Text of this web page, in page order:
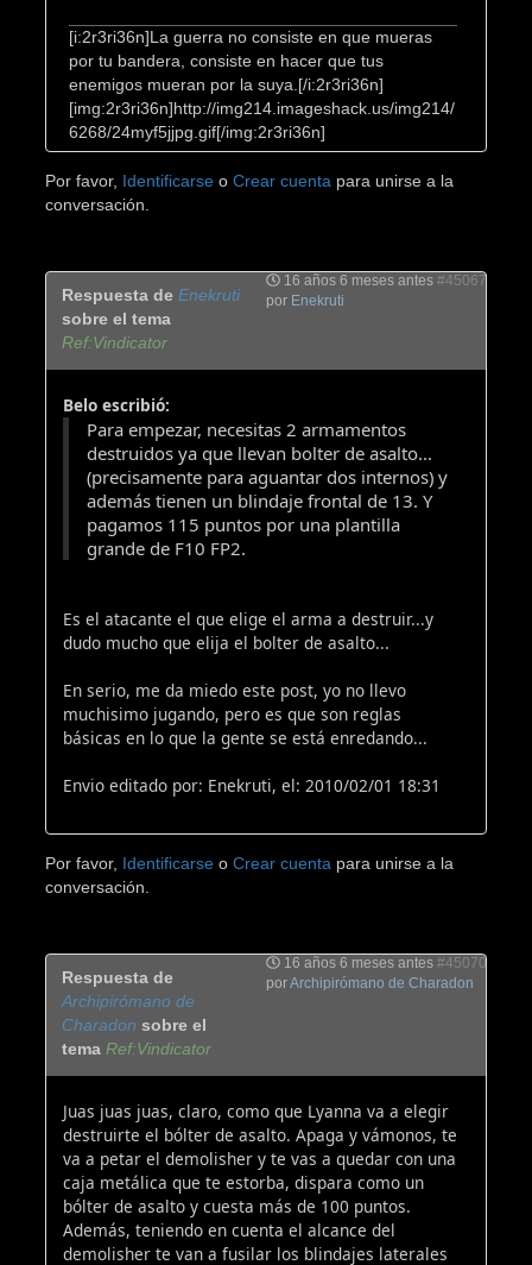
[i:2r3ri36n]La guerra no consiste en que mueras
por tu bandera, consiste en hacer que tus
enemigos mueran por la suya.[/i:2r3ri36n]
[img:2r3ri36n]http://img214.imageshack.us/img214/
6268/24myf5jjpg.gif[/img:2r3ri36n]
Por favor, Identificarse oCrear cuenta para unirse a la
conversación.
16 años 6 meses antes #45067
por Enekruti
Respuesta deEnekruti
sobre el tema
Ref:Vindicator
Belo escribió:
Para empezar, necesitas 2 armamentos
destruidos ya que llevan bolter de asalto...
(precisamente para aguantar dos internos) y
además tienen un blindaje frontal de 13. Y
pagamos 115 puntos por una plantilla
grande de F10 FP2.
Es el atacante el que elige el arma a destruir...y
dudo mucho que elija el bolter de asalto...
En serio, me da miedo este post, yo no llevo
muchisimo jugando, pero es que son reglas
básicas en lo que la gente se está enredando...
Envio editado por: Enekruti, el: 2010/02/01 18:31
Por favor, Identificarse oCrear cuenta para unirse a la
conversación.
16 años 6 meses antes #45070
porArchipirómano de Charadon
Respuesta de
Archipirómano de
Charadon sobre el
temaRef:Vindicator
Juas juas juas, claro, como que Lyanna va a elegir
destruirte el bólter de asalto. Apaga y vámonos, te
va a petar el demolisher y te vas a quedar con una
caja metálica que te estorba, dispara como un
bólter de asalto y cuesta más de 100 puntos.
Además, teniendo en cuenta el alcance del
demolisher te van a fusilar los blindajes laterales